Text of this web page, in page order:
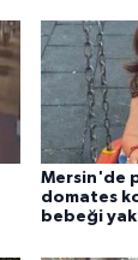
Mersin'de
domates
bebeği